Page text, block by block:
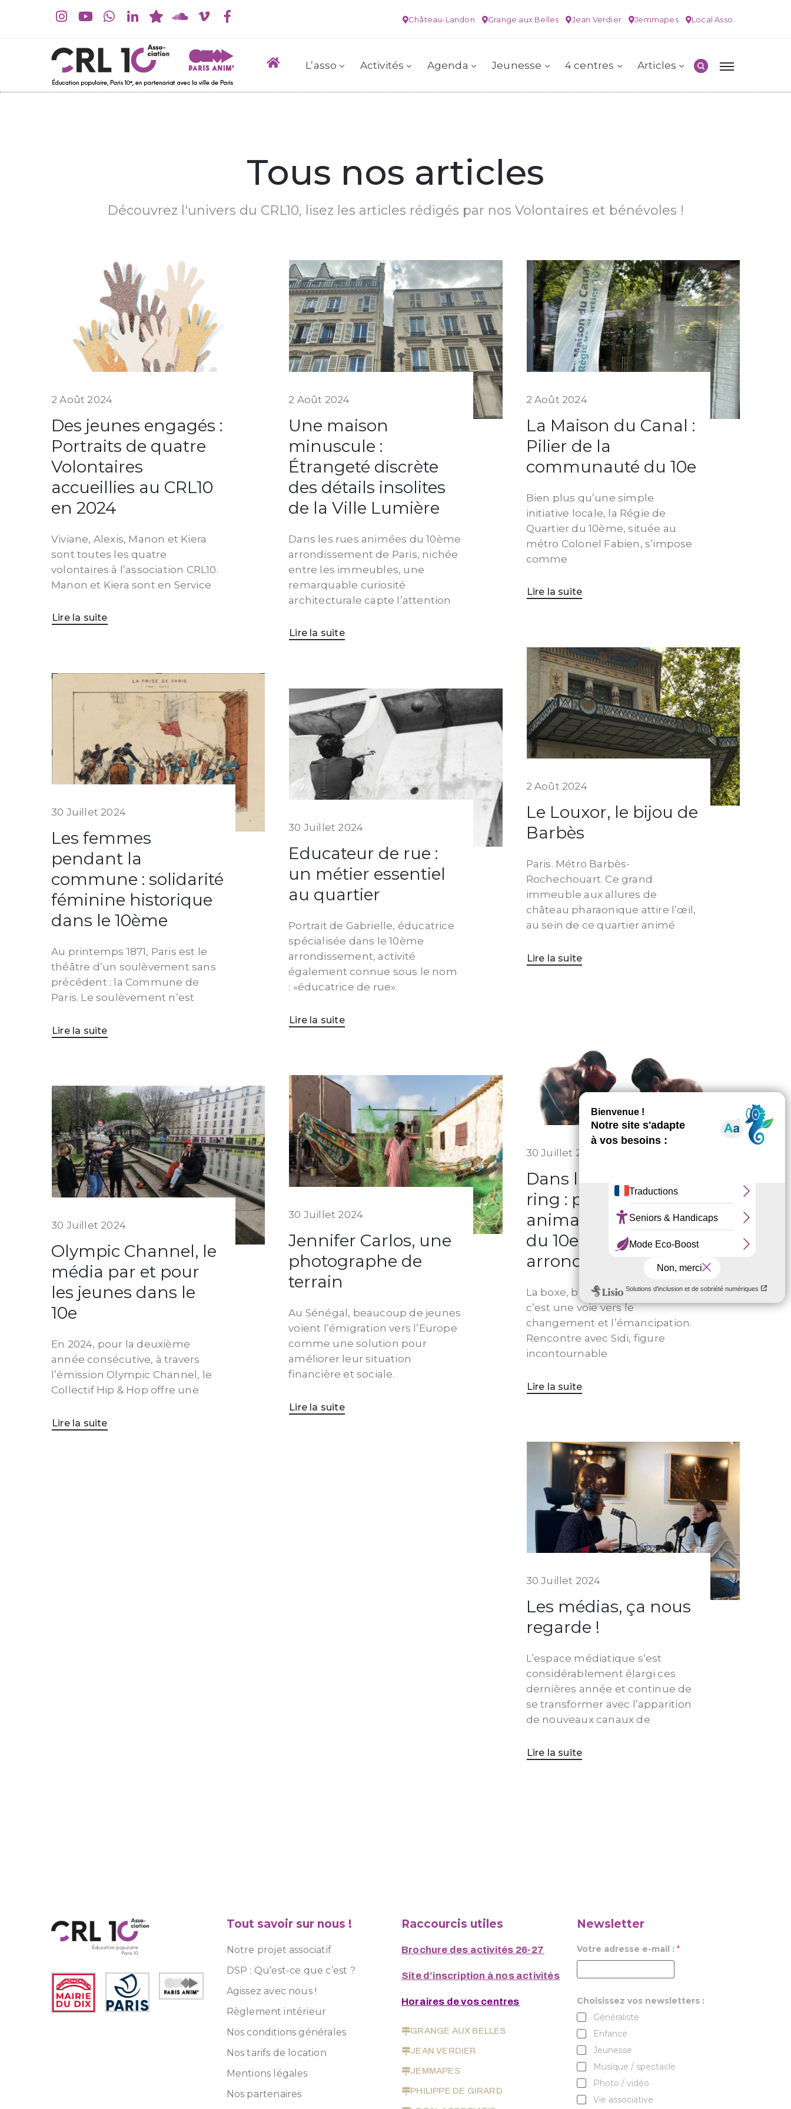
Château-Landon Grange aux Belles Jean Verdier Jemmapes Local Asso
L’asso Activités Agenda Jeunesse 4 centres Articles
Tous nos articles
Découvrez l'univers du CRL10, lisez les articles rédigés par nos Volontaires et bénévoles !
2 Août 2024
Des jeunes engagés :
Portraits de quatre
Volontaires
accueillies au CRL10
en 2024
Viviane, Alexis, Manon et Kiera
sont toutes les quatre
volontaires à l’association CRL10.
Manon et Kiera sont en Service
Lire la suite
2 Août 2024
Une maison
minuscule :
Étrangeté discrète
des détails insolites
de la Ville Lumière
Dans les rues animées du 10ème
arrondissement de Paris, nichée
entre les immeubles, une
remarquable curiosité
architecturale capte l’attention
Lire la suite
2 Août 2024
La Maison du Canal :
Pilier de la
communauté du 10e
Bien plus qu’une simple
initiative locale, la Régie de
Quartier du 10ème, située au
métro Colonel Fabien, s’impose
comme
Lire la suite
2 Août 2024
Le Louxor, le bijou de
Barbès
Paris. Métro Barbès-
Rochechouart. Ce grand
immeuble aux allures de
château pharaonique attire l’œil,
au sein de ce quartier animé
Lire la suite
30 Juillet 2024
Les femmes
pendant la
commune : solidarité
féminine historique
dans le 10ème
Au printemps 1871, Paris est le
théâtre d’un soulèvement sans
précédent : la Commune de
Paris. Le soulèvement n’est
Lire la suite
30 Juillet 2024
Educateur de rue :
un métier essentiel
au quartier
Portrait de Gabrielle, éducatrice
spécialisée dans le 10ème
arrondissement, activité
également connue sous le nom
: «éducatrice de rue».
Lire la suite
30 Juillet 2024
Dans l’ombre du
ring : portrait d’un
animateur de boxe
du 10e
arrondissement
La boxe, bien plus qu’un sport,
c’est une voie vers le
changement et l’émancipation.
Rencontre avec Sidi, figure
incontournable
Lire la suite
30 Juillet 2024
Jennifer Carlos, une
photographe de
terrain
Au Sénégal, beaucoup de jeunes
voient l’émigration vers l’Europe
comme une solution pour
améliorer leur situation
financière et sociale.
Lire la suite
30 Juillet 2024
Olympic Channel, le
média par et pour
les jeunes dans le
10e
En 2024, pour la deuxième
année consécutive, à travers
l’émission Olympic Channel, le
Collectif Hip & Hop offre une
Lire la suite
30 Juillet 2024
Les médias, ça nous
regarde !
L’espace médiatique s’est
considérablement élargi ces
dernières année et continue de
se transformer avec l’apparition
de nouveaux canaux de
Lire la suite
Tout savoir sur nous !
Notre projet associatif
DSP : Qu’est-ce que c’est ?
Agissez avec nous !
Règlement intérieur
Nos conditions générales
Nos tarifs de location
Mentions légales
Nos partenaires
Raccourcis utiles
Brochure des activités 26-27
Site d’inscription à nos activités
Horaires de vos centres
GRANGE AUX BELLES
JEAN VERDIER
JEMMAPES
PHILIPPE DE GIRARD
Newsletter
Votre adresse e-mail : *
Choisissez vos newsletters :
Généraliste
Enfance
Jeunesse
Musique / spectacle
Photo / vidéo
Vie associative